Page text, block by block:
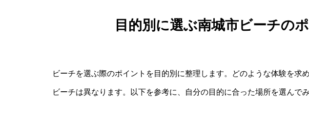
目的別に選ぶ南城市ビーチの
ビーチを選ぶ際のポイントを目的別に整理します。どのような体験を求
ビーチは異なります。以下を参考に、自分の目的に合った場所を選んで